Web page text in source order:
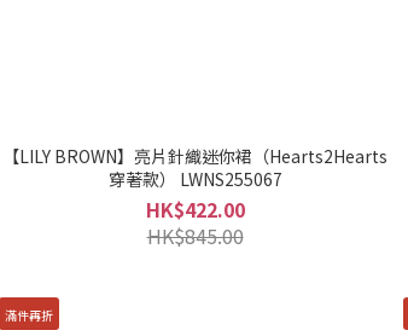
【LILY BROWN】亮片針織迷你裙（Hearts2Hearts
穿著款） LWNS255067
HK$422.00
HK$845.00
滿件再折